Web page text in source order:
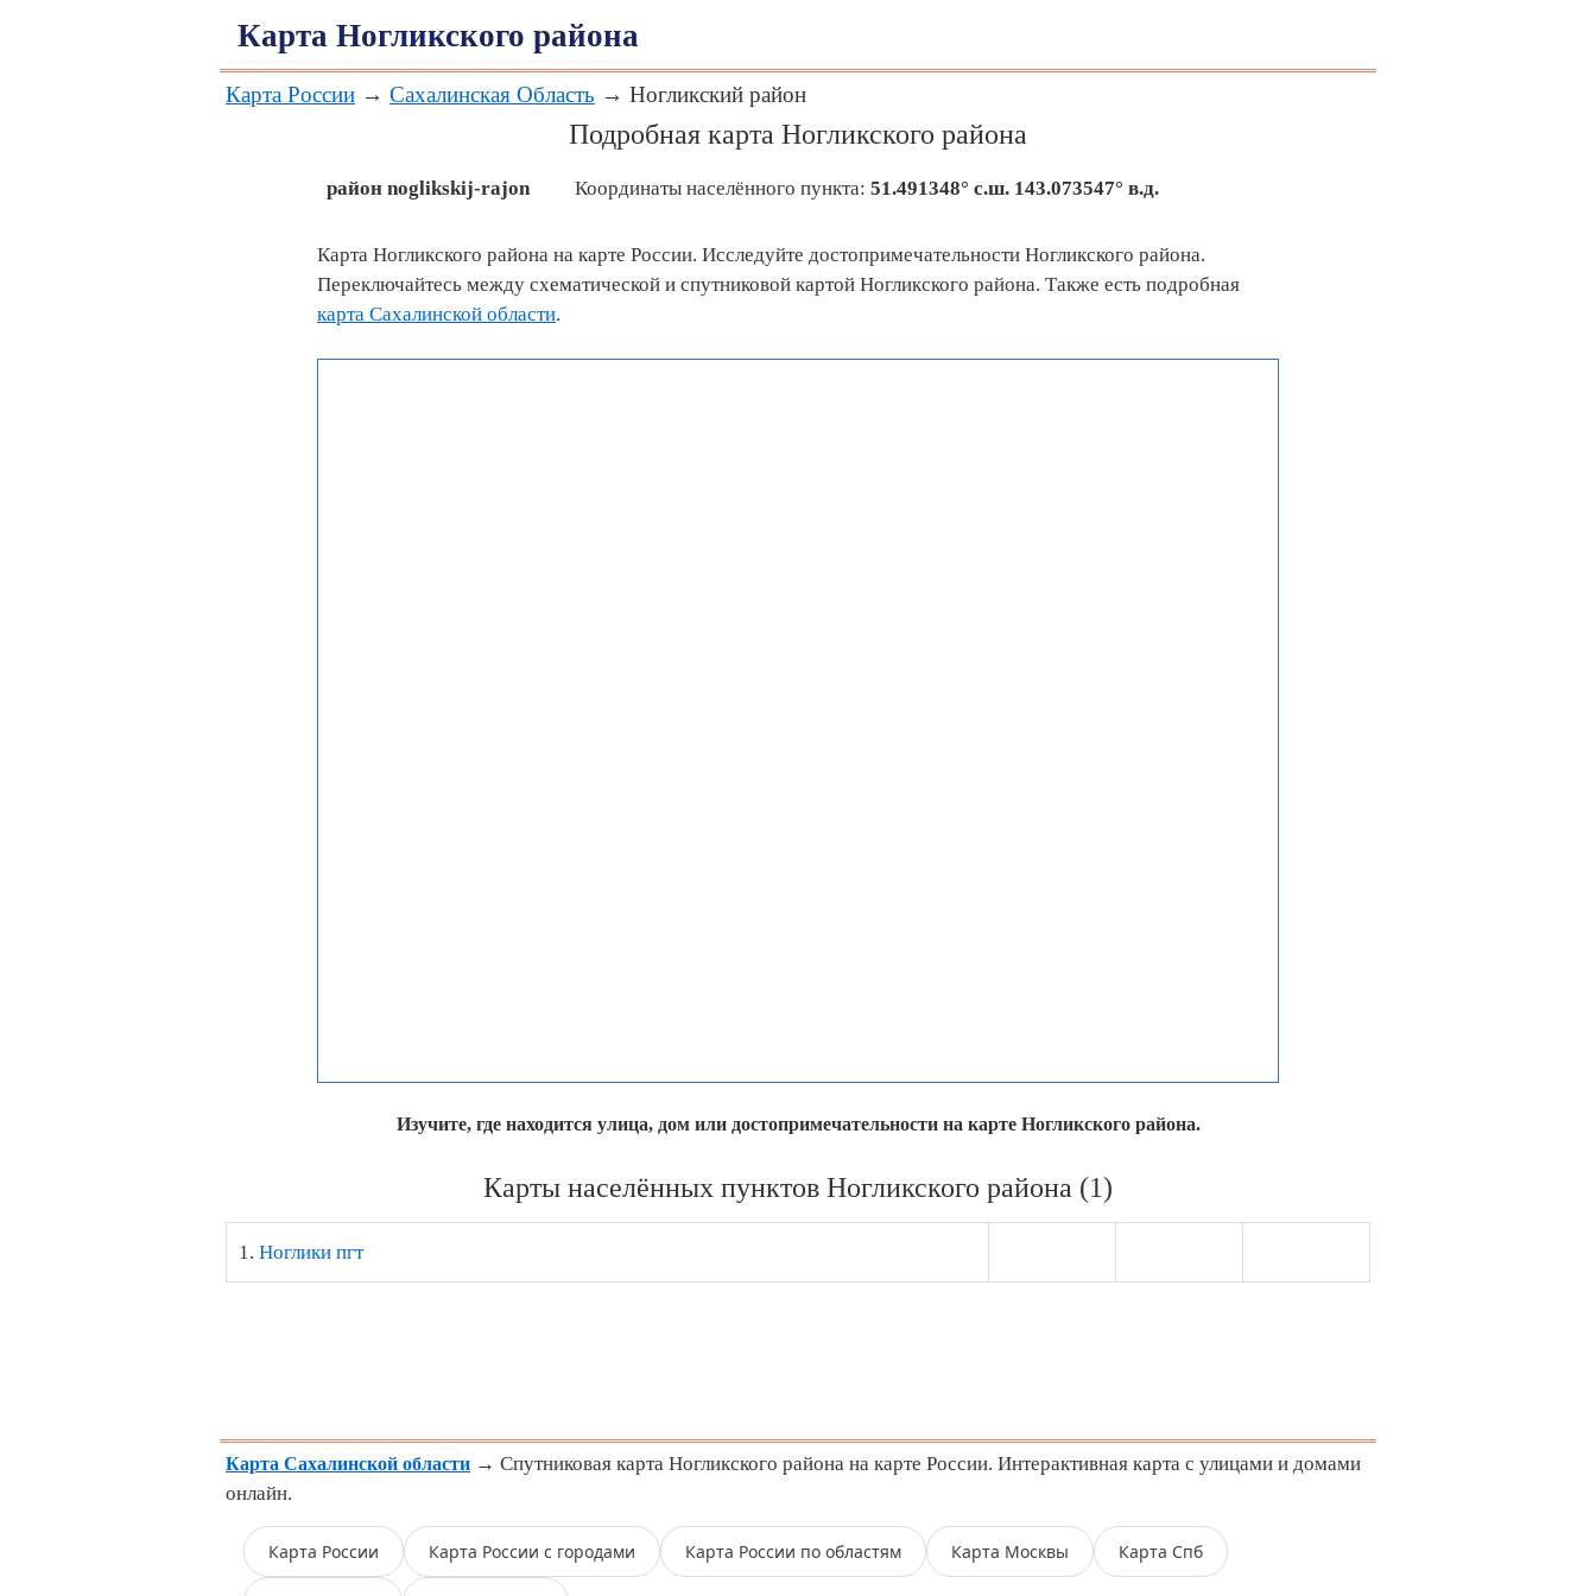
Карта Ногликского района
Карта России → Сахалинская Область → Ногликский район
Подробная карта Ногликского района
район noglikskij-rajon Координаты населённого пункта: 51.491348° с.ш. 143.073547° в.д.
Карта Ногликского района на карте России. Исследуйте достопримечательности Ногликского района.
Переключайтесь между схематической и спутниковой картой Ногликского района. Также есть подробная
карта Сахалинской области.
Изучите, где находится улица, дом или достопримечательности на карте Ногликского района.
Карты населённых пунктов Ногликского района (1)
1. Ноглики пгт
Карта Сахалинской области → Спутниковая карта Ногликского района на карте России. Интерактивная карта с улицами и домами
онлайн.
Карта России Карта России с городами Карта России по областям Карта Москвы Карта Спб